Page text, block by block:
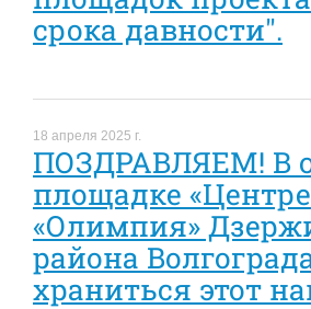
срока давности".
18 апреля 2025 г.
ПОЗДРАВЛЯЕМ! В
площадке «Центре
«Олимпия»
района
храниться этот